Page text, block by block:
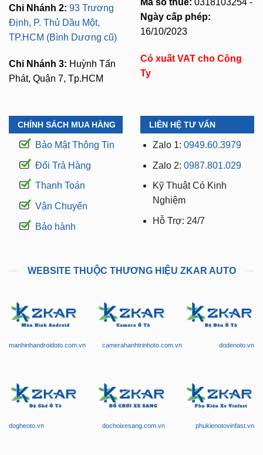
Chi Nhánh 2: 93 Trương
Định, P. Thủ Dầu Một,
TP.HCM (Bình Dương cũ)
Chi Nhánh 3: Huỳnh Tấn
Phát, Quận 7, Tp.HCM
Mã số thuế: 0318103254 -
Ngày cấp phép:
16/10/2023
Có xuất VAT cho Công
Ty
CHÍNH SÁCH MUA HÀNG
Bảo Mật Thông Tin
Đổi Trả Hàng
Thanh Toán
Vận Chuyển
Bảo hành
LIÊN HỆ TƯ VẤN
Zalo 1: 0949.60.3979
Zalo 2: 0987.801.029
Kỹ Thuật Có Kinh
Nghiệm
Hỗ Trợ: 24/7
WEBSITE THUỘC THƯƠNG HIỆU ZKAR AUTO
manhinhandroidoto.com.vn camerahanhtrinhoto.com.vn dodenoto.vn
dogheoto.vn dochoixesang.com.vn phukienotovinfast.vn